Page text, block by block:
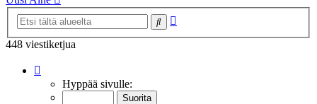
Etsi
448 viestiketjua
9 Hyppää sivulle: